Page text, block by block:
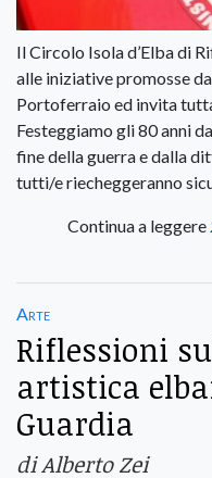
Il Circolo Isola d’Elba di
alle iniziative promosse
Portoferraio ed invita
Festeggiamo gli 80 anni
fine della guerra e dalla
tutti/e riecheggeranno
Continua a leggere
Arte
Riflessioni
artistica
Guardia
di Alberto Zei